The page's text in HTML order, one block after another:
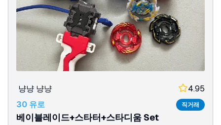
냥냥 냥냥
4.95
30 유로
직거래
베이블레이드+스타터+스타디움 Set